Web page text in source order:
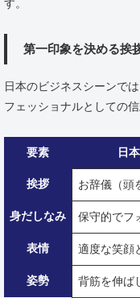
す。
第一印象を決める挨
日本のビジネスシーンで
フェッショナルとしての
要素 日
挨拶 お辞儀（頭
身だしなみ 保守的でフ
表情 適度な笑顔
姿勢 背筋を伸ば